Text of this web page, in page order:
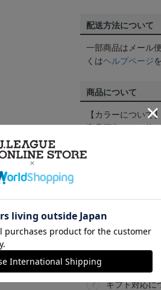
配送方法について
一部商品はメール
くはヘルプページ
商品について
【カラーについて】
商品画像は、お使
ンのメーカー・機
なって見える場合
取り扱い商品によ
予告なく変更にな
ギフト対応に